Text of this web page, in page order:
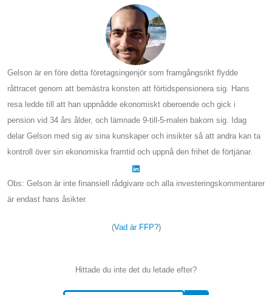
Gelson är en före detta företagsingenjör som framgångsrikt flydde
råttracet genom att bemästra konsten att förtidspensionera sig. Hans
resa ledde till att han uppnådde ekonomiskt oberoende och gick i
pension vid 34 års ålder, och lämnade 9-till-5-malen bakom sig. Idag
delar Gelson med sig av sina kunskaper och insikter så att andra kan ta
kontroll över sin ekonomiska framtid och uppnå den frihet de förtjänar.
Obs: Gelson är inte finansiell rådgivare och alla investeringskommentarer
är endast hans åsikter.
(Vad är FFP?)
Hittade du inte det du letade efter?